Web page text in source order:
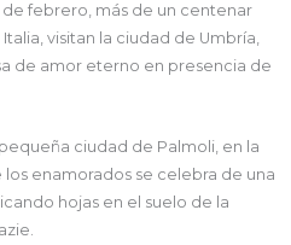
de febrero, más de un centenar
visitan la ciudad de Umbría,
de amor eterno en presencia de
ciudad de Palmoli, en la
enamorados se celebra de una
hojas en el suelo de la